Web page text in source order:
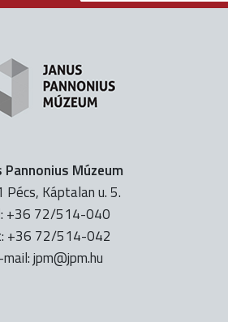
Pannonius Múzeum
Pécs, Káptalan u. 5.
+36 72/514-040
+36 72/514-042
uh.mpj@mpj